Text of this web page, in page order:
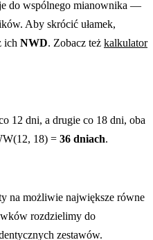
do wspólnego mianownika —
Aby skrócić ułamek,
ich NWD. Zobacz też kalkulator
12 dni, a drugie co 18 dni, oba
18) = 36 dniach.
na możliwie największe równe
rozdzielimy do
zestawów.